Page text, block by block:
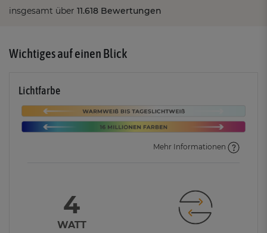
insgesamt über 11.618 Bewertungen
Wichtiges auf einen Blick
Lichtfarbe
Mehr Informationen
4
WATT